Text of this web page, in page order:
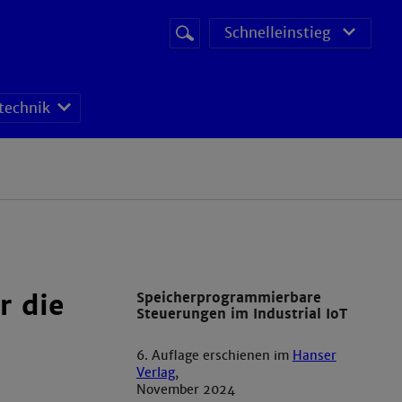
Suchbegriff
Suche
starten
Schnelleinstieg
die
Speicherprogrammierbare
Steuerungen im Industrial IoT
6. Auflage erschienen im Hanser
Verlag,
November 2024